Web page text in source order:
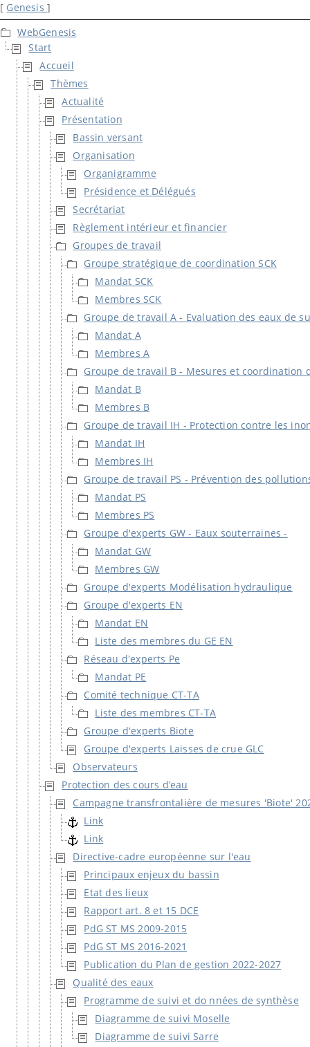
[ Genesis]
WebGenesis
Start
Accueil
Thèmes
Actualité
Présentation
Bassin versant
Organisation
Organigramme
Présidence et Délégués
Secrétariat
Règlement intérieur et financier
Groupes de travail
Groupe stratégique de coordination SCK
Mandat SCK
Membres SCK
Groupe de travail A - Evaluation des eaux de
Mandat A
Membres A
Groupe de travail B - Mesures et coordination
Mandat B
Membres B
Groupe de travail IH - Protection contre les
Mandat IH
Membres IH
Groupe de travail PS - Prévention des
Mandat PS
Membres PS
Groupe d'experts GW - Eaux souterraines -
Mandat GW
Membres GW
Groupe d'experts Modélisation hydraulique
Groupe d'experts EN
Mandat EN
Liste des membres du GE EN
Réseau d'experts Pe
Mandat PE
Comité technique CT-TA
Liste des membres CT-TA
Groupe d'experts Biote
Groupe d'experts Laisses de crue GLC
Observateurs
Protection des cours d’eau
Campagne transfrontalière de mesures 'Biote'
Link
Link
Directive-cadre européenne sur l'eau
Principaux enjeux du bassin
Etat des lieux
Rapport art. 8 et 15 DCE
PdG ST MS 2009-2015
PdG ST MS 2016-2021
Publication du Plan de gestion 2022-2027
Qualité des eaux
Programme de suivi et do nnées de synthèse
Diagramme de suivi Moselle
Diagramme de suivi Sarre